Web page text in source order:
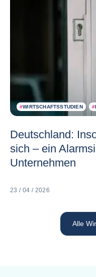
Alle
#WIRTSCHAFTSSTUDIEN #
Deutschland:
sich – ein
Unternehmen
23 / 04 / 2026